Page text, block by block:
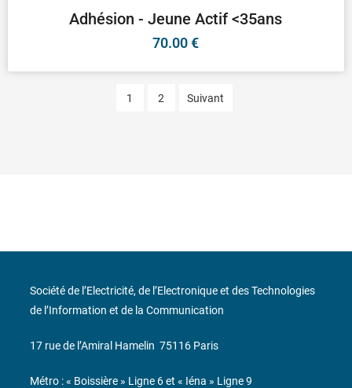
Adhésion - Jeune Actif <35ans
70.00€
1 2 Suivant
Société de l’Electricité, de l’Electronique et des Technologies
de l’Information et de la Communication
17 rue de l’Amiral Hamelin 75116 Paris
Métro : « Boissière » Ligne 6 et « Iéna » Ligne 9